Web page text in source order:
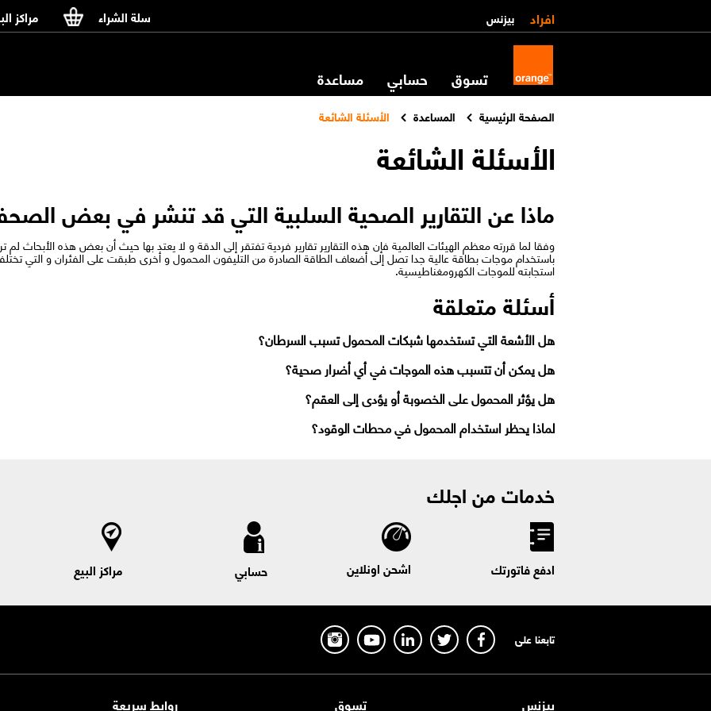
افراد بيزنس سلة الشراء مراكز
تسوق حسابي مساعدة
الصفحة الرئيسية المساعدة الأسئلة الشائعة
الأسئلة الشائعة
ماذا عن التقارير الصحية السلبية التي قد تنشر في بعض
وفقا لما قررته معظم الهيئات العالمية فإن هذه التقارير تقارير فردية تفتقر إلى الدقة و لا يعتد بها حيث أن بعض هذه الأبحاث
باستخدام موجات بطاقة عالية جدا تصل إلى أضعاف الطاقة الصادرة من التليفون المحمول و أخرى طبقت على الفئران و التي
استجابته للموجات الكهرومغناطيسية.​​
أسئلة متعلقة
هل الأشعة التي تستخدمها شبكات المحمول تسبب السرطان؟
هل يمكن أن تتسبب هذه الموجات في أي أضرار صحية؟
هل يؤثر المحمول على الخصوبة أو يؤدى إلى العقم؟
لماذا يحظر استخدام المحمول في محطات الوقود؟
خدمات من اجلك
ادفع فاتورتك اشحن اونلاين حسابي مراكز البيع
تابعنا على
بيزنس تسوق روابط سريعة